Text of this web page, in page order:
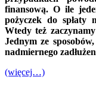
finansową. O ile
pożyczek do spłaty
Wtedy też
Jednym ze
nadmiernego
(więcej…)